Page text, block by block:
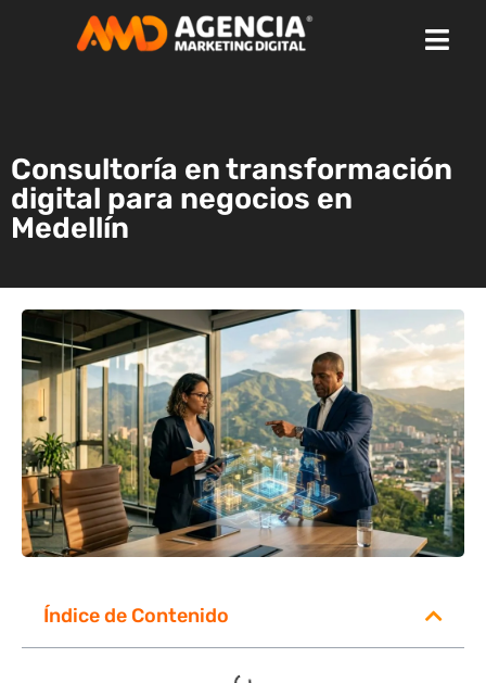
Consultoría en transformación
digital para negocios en
Medellín
Índice de Contenido